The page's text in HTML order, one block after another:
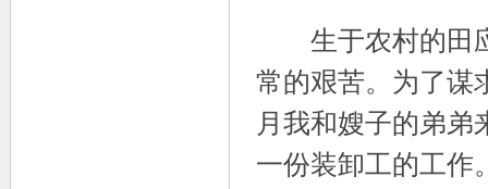
生于农村的田应
常的艰苦。为了谋
月我和嫂子的弟弟
一份装卸工的工作